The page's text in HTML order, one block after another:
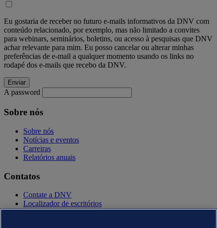
Eu gostaria de receber no futuro e-mails informativos da DNV com
conteúdo relacionado, por exemplo, mas não limitado a convites
para webinars, seminários, boletins, ou acesso à pesquisas que DNV
achar relevante para mim. Eu posso cancelar ou alterar minhas
preferências de e-mail a qualquer momento usando os links no
rodapé dos e-mails que recebo da DNV.
A password
Sobre nós
Sobre nós
Notícias e eventos
Carreiras
Relatórios anuais
Contatos
Contate a DNV
Localizador de escritórios
Contatos para imprensa